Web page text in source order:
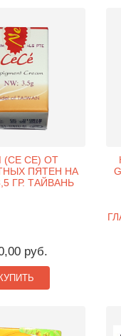
(CE CE) ОТ
ПЯТЕН НА
ГР. ТАЙВАНЬ
руб.
КУПИТЬ